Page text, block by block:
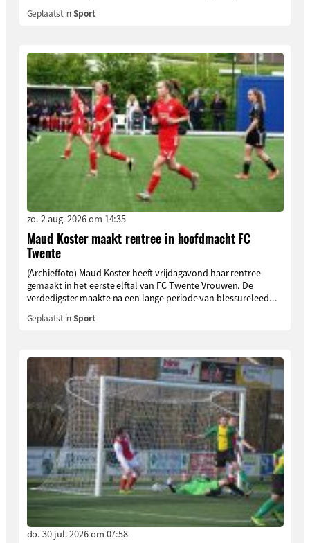
Geplaatst inSport
zo. 2 aug. 2026 om 14:35
Maud Koster maakt rentree in hoofdmacht FC
Twente
(Archieffoto) Maud Koster heeft vrijdagavond haar rentree
gemaakt in het eerste elftal van FC Twente Vrouwen. De
verdedigster maakte na een lange periode van blessureleed...
Geplaatst inSport
do. 30 jul. 2026 om 07:58